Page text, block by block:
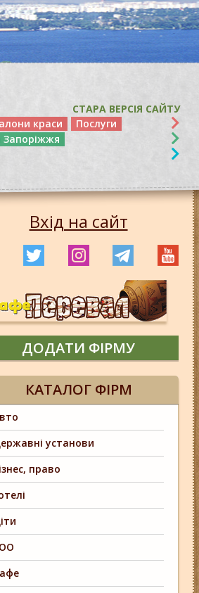
СТАРА ВЕРСІЯ САЙТУ
краси
Послуги
Запоріжжя
Вхід на сайт
ДОДАТИ ФІРМУ
КАТАЛОГ ФІРМ
установи
право